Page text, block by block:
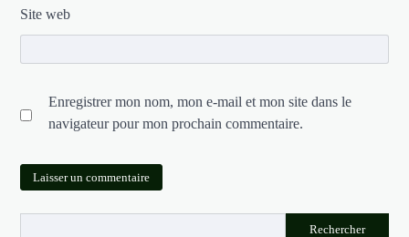
Site web
Enregistrer mon nom, mon e-mail et mon site dans le
navigateur pour mon prochain commentaire.
Rechercher